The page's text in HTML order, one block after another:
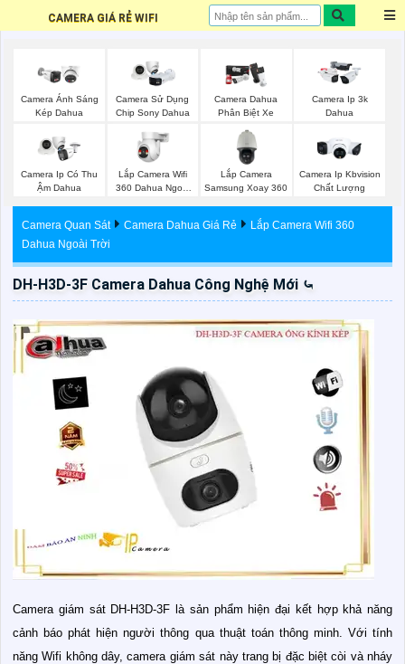
CAMERA GIÁ RẺ WIFI
Camera Ánh Sáng
Kép Dahua
Camera Sử Dụng
Chip Sony Dahua
Camera Dahua
Phân Biệt Xe
Camera Ip 3k
Dahua
Camera Ip Có Thu
Ậm Dahua
Lắp Camera Wifi
360 Dahua Ngoài
Lắp Camera
Samsung Xoay 360
Camera Ip Kbvision
Chất Lượng
Camera Quan Sát Camera Dahua Giá Rẻ
Lắp Camera Wifi 360
Dahua Ngoài Trời
DH-H3D-3F Camera Dahua Công Nghệ Mới ⤿
Camera giám sát DH-H3D-3F là sản phẩm hiện đại kết hợp khả năng
cảnh báo phát hiện người thông qua thuật toán thông minh. Với tính
năng Wifi không dây, camera giám sát này trang bị đặc biệt còi và nháy